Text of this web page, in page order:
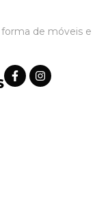
de móveis e